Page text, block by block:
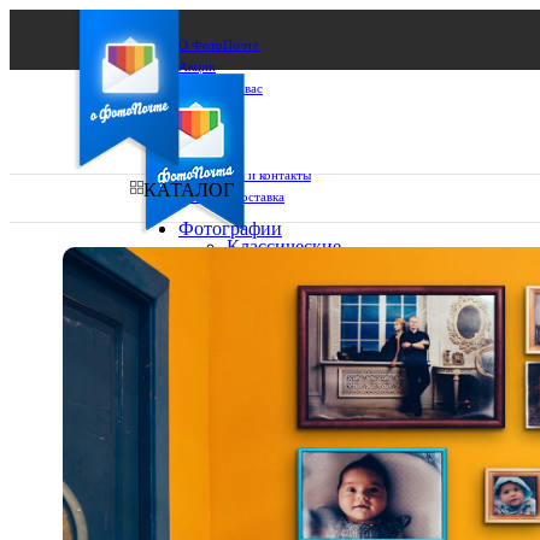
О ФотоПочте
Акции
Сделаем за вас
Бизнесу
FAQ
Франшиза
Поддержка и контакты
Оплата и доставка
Ваш город:
Выберите из списка:
КАТАЛОГ
Фотографии
Классические
10х10
10х15
13х18
15х15
15х20
20х20
20х30
30х30
30х40